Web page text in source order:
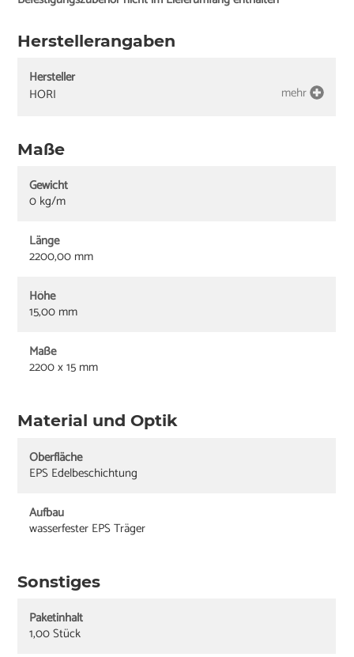
Herstellerangaben
Hersteller
HORI
mehr
Maße
Gewicht
0 kg/m
Länge
2200,00 mm
Höhe
15,00 mm
Maße
2200 x 15 mm
Material und Optik
Oberfläche
EPS Edelbeschichtung
Aufbau
wasserfester EPS Träger
Sonstiges
Paketinhalt
1,00 Stück